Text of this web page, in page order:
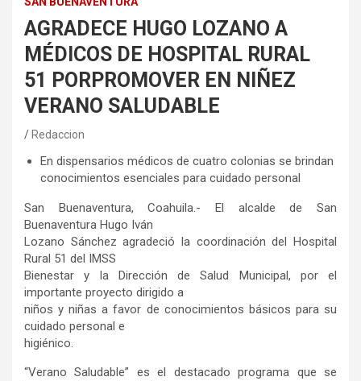
AGRADECE HUGO LOZANO A
MÉDICOS DE HOSPITAL RURAL
51 PORPROMOVER EN NIÑEZ
VERANO SALUDABLE
Redaccion
En dispensarios médicos de cuatro colonias se brindan
conocimientos esenciales para cuidado personal
San Buenaventura, Coahuila.- El alcalde de San
Buenaventura Hugo Iván
Lozano Sánchez agradeció la coordinación del Hospital
Rural 51 del IMSS
Bienestar y la Dirección de Salud Municipal, por el
importante proyecto dirigido a
niños y niñas a favor de conocimientos básicos para su
cuidado personal e
higiénico.
“Verano Saludable” es el destacado programa que se